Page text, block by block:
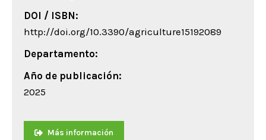
DOI / ISBN:
http://doi.org/10.3390/agriculture15192089
Departamento:
Año de publicación:
2025
Más información